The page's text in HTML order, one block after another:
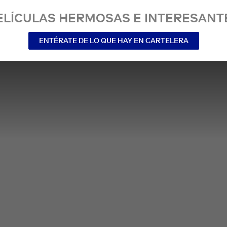
HERMOSAS E
ENTÉRATE DE LO QUE HAY EN CARTELERA